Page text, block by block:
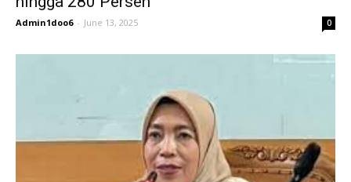
Admin1doo6 - June 13, 2025 0